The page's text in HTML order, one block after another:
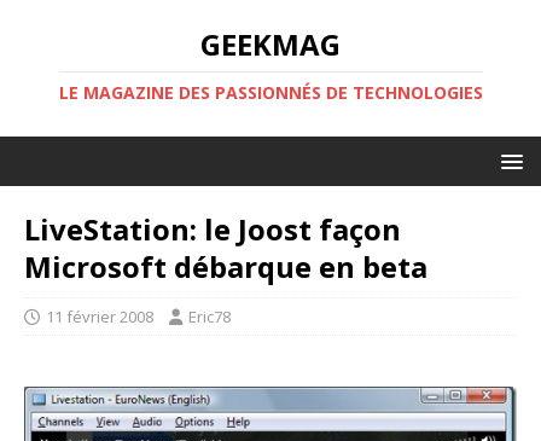
GEEKMAG
LE MAGAZINE DES PASSIONNÉS DE TECHNOLOGIES
LiveStation: le Joost façon
Microsoft débarque en beta
11 février 2008 Eric78